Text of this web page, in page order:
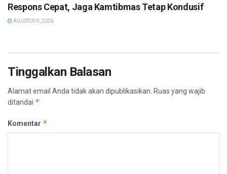
Respons Cepat, Jaga Kamtibmas Tetap Kondusif
AGUSTUS 9, 2026
Tinggalkan Balasan
Alamat email Anda tidak akan dipublikasikan. Ruas yang wajib
ditandai *
Komentar *